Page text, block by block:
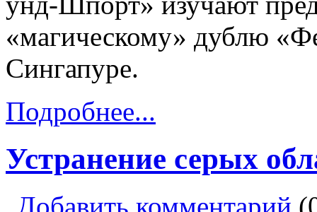
«магическому» дублю
Сингапуре.
Подробнее...
Устранение серых
Добавить комментарий